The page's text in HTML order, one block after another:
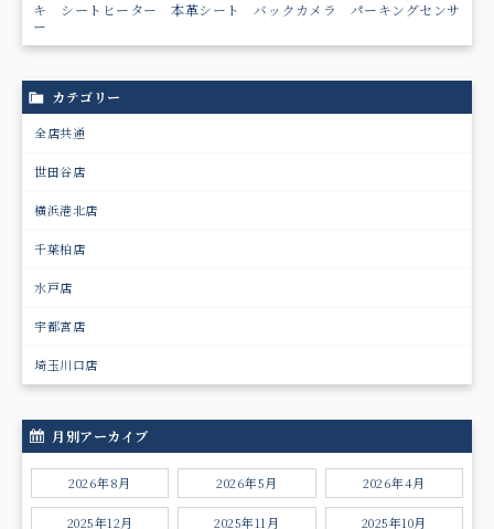
キ シートヒーター 本革シート バックカメラ パーキングセンサ
ー
カテゴリー
全店共通
世田谷店
横浜港北店
千葉柏店
水戸店
宇都宮店
埼玉川口店
月別アーカイブ
2026年8月 2026年5月 2026年4月
2025年12月 2025年11月 2025年10月